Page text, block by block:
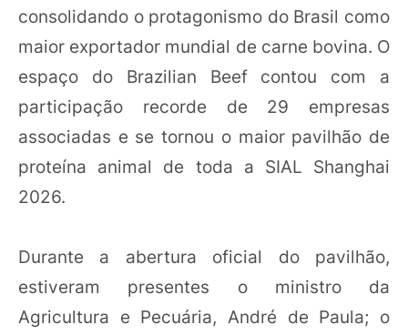
consolidando o protagonismo do Brasil como
maior exportador mundial de carne bovina. O
espaço do Brazilian Beef contou com a
participação recorde de 29 empresas
associadas e se tornou o maior pavilhão de
proteína animal de toda a SIAL Shanghai
2026.
Durante a abertura oficial do pavilhão,
estiveram presentes o ministro da
Agricultura e Pecuária, André de Paula; o